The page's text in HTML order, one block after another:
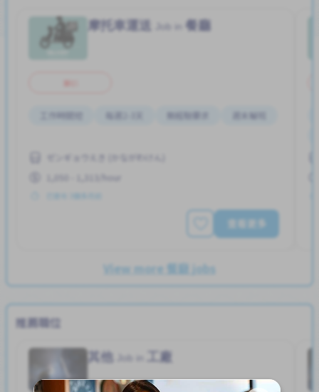
摩托車運送 餐廳
兼职
工作時間短 每週2-3天 無經驗要求 週末輪班
ゼンギョウえき (かながわけん)
1,050 - 1,313/hour
查看更多
View more 餐廳 jobs
推薦職位
其他 工廠